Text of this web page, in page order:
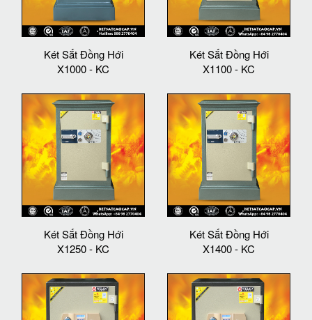
Két Sắt Đồng Hới
X1000 - KC
Két Sắt Đồng Hới
X1100 - KC
Két Sắt Đồng Hới
X1250 - KC
Két Sắt Đồng Hới
X1400 - KC